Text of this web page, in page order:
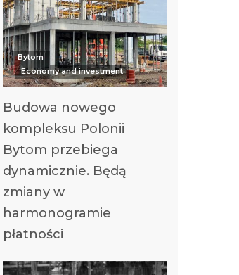
Bytom
Economy and investment
Budowa nowego
kompleksu Polonii
Bytom przebiega
dynamicznie. Będą
zmiany w
harmonogramie
płatności